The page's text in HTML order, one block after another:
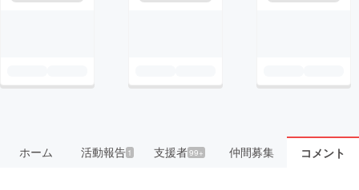
ホーム 活動報告1 支援者99+ 仲間募集 コメント